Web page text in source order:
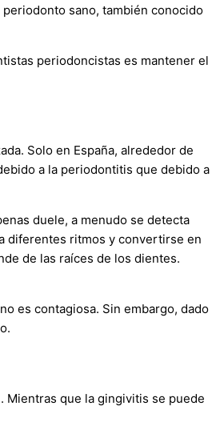
sano, también conocido
periodoncistas es mantener el
Solo en España, alrededor de
a la periodontitis que debido a
duele, a menudo se detecta
diferentes ritmos y convertirse en
de las raíces de los dientes.
es contagiosa. Sin embargo, dado
Mientras que la gingivitis se puede